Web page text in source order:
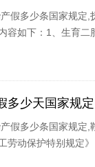
假多少条国家规定
容如下：1、生育
多少天国家规
假多少条国家规定
劳动保护特别规定